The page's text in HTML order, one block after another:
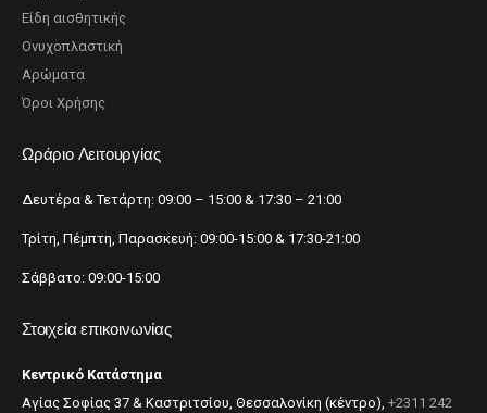
Είδη αισθητικής
Ονυχοπλαστική
Αρώματα
Όροι Χρήσης
Ωράριο Λειτουργίας
Δευτέρα & Τετάρτη: 09:00 – 15:00 & 17:30 – 21:00
Τρίτη, Πέμπτη, Παρασκευή: 09:00-15:00 & 17:30-21:00
Σάββατο: 09:00-15:00
Στοιχεία επικοινωνίας
Κεντρικό Κατάστημα
Αγίας Σοφίας 37 & Καστριτσίου, Θεσσαλονίκη (κέντρο), +2311 242